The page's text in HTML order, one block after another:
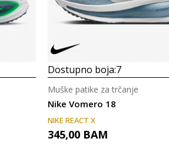
Dostupno boja:7
Nike Vomero 18
Muške patike za trčanje
NIKE REACT X
345,00 BAM